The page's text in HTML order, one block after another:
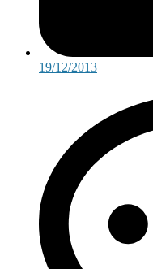
19/12/2013